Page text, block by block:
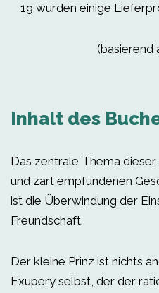
19 wurden einige
(basierend
Inhalt des
Das zentrale Thema
und zart empfundenen
ist die Überwindung der
Freundschaft.
Der kleine Prinz ist nichts
Exupery selbst, der der